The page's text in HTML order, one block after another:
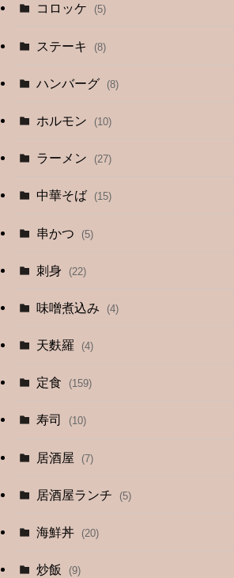
コロッケ (5)
ステーキ (8)
ハンバーグ (8)
ホルモン (10)
ラーメン (27)
中華そば (15)
串かつ (5)
刺身 (22)
味噌煮込み (4)
天麩羅 (4)
定食 (159)
(4)
(9)
寿司 (10)
居酒屋 (7)
居酒屋ランチ (5)
海鮮丼 (20)
炒飯 (9)